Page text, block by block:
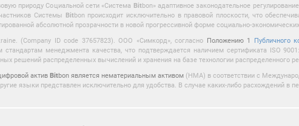
природу Социальной сети «Система Bitbon» адаптивное законодательное
Системы Bitbon происходит исключительно в правовой плоскости, что
абсолютной прозрачности в новой прогрессивной форме социально-
(Company ID code 37657823). ООО «Симкорд», согласно Положению 1 Публичного
стандартам менеджмента качества, что подтверждается наличием сертификата ISO
решений распределенных вычислений и хранения на базе технологии распределенного
актив Bitbon является нематериальным активом(НМА) в соответствии с
языки представлен исключительно для удобства. В случае каких-либо расхождений в